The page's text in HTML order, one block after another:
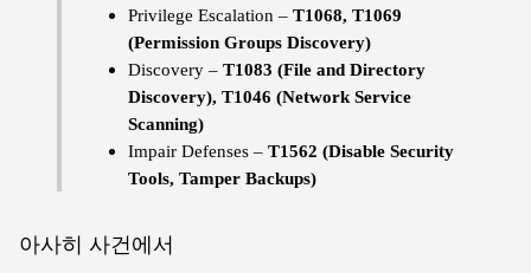
Privilege Escalation – T1068, T1069
(Permission Groups Discovery)
Discovery – T1083 (File and Directory
Discovery), T1046 (Network Service
Scanning)
Impair Defenses – T1562 (Disable Security
Tools, Tamper Backups)
아사히 사건에서